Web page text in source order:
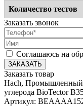
Количество тестов
Заказать звонок
Соглашаюсь на
ЗАКАЗАТЬ
Заказать товар
Hach, Промышленный
углерода BioTector
Артикул: